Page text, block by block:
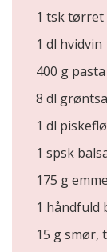
1 tsk tørret
1 dl hvidvin
400 g pasta
8 dl
1 dl
1 spsk
175 g
1 håndfuld
15 g smør,